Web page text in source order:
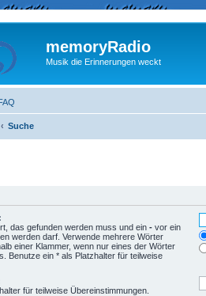
memoryRadio
Musik die Erinnerungen weckt
Suche
das gefunden werden muss und ein - vor ein
werden darf. Verwende mehrere Wörter
einer Klammer, wenn nur eines der Wörter
Benutze ein * als Platzhalter für teilweise
für teilweise Übereinstimmungen.